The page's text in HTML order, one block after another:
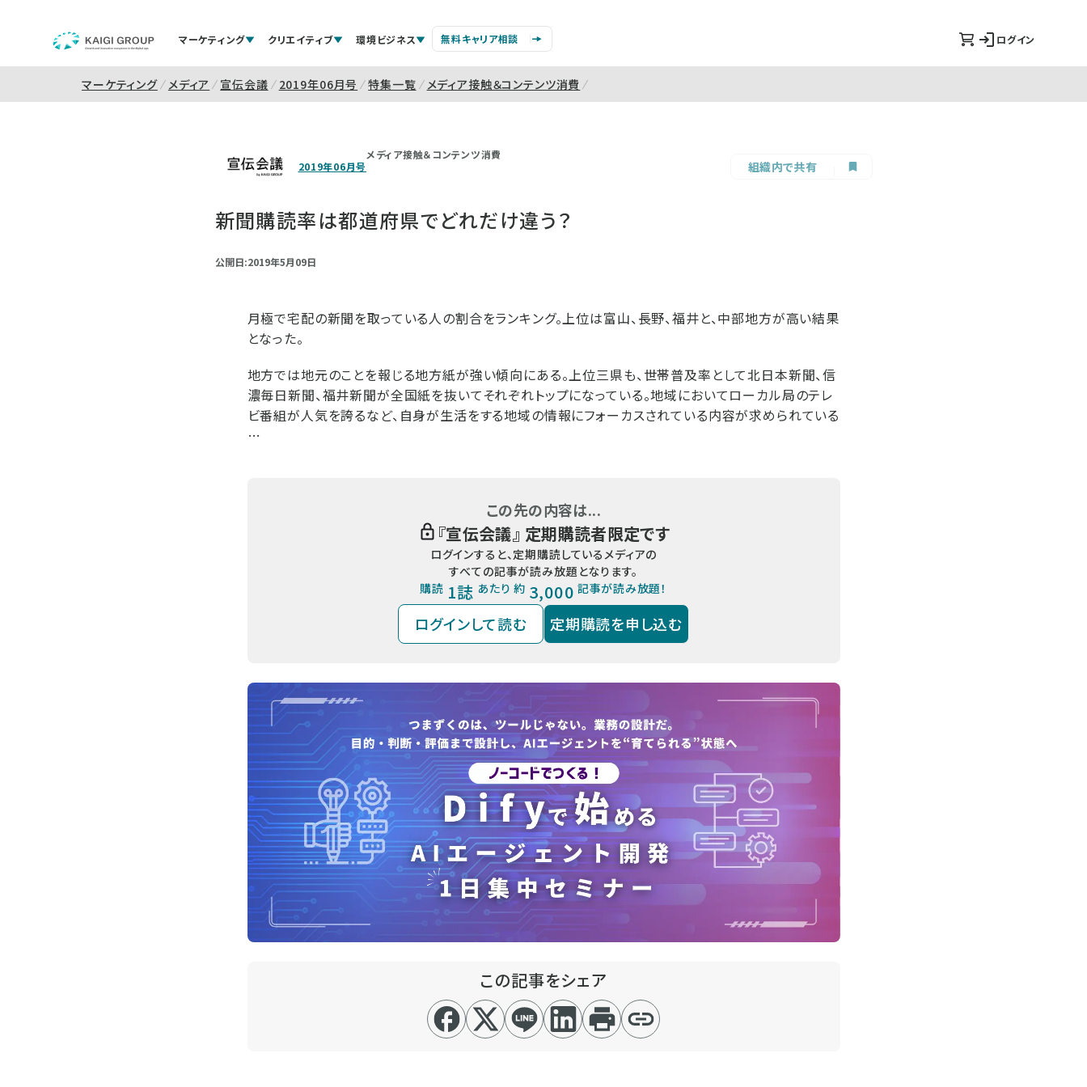
マーケティング クリエイティブ 環境ビジネス 無料キャリア相談 ログイン
マーケティング メディア 宣伝会議 2019年06月号 特集一覧 メディア接触＆コンテンツ消費
2019年06月号
メディア接触＆コンテンツ消費
組織内で共有
新聞購読率は都道府県でどれだけ違う？
公開日:2019年5月09日
月極で宅配の新聞を取っている人の割合をランキング。上位は富山、長野、福井と、中部地方が高い結果
となった。
地方では地元のことを報じる地方紙が強い傾向にある。上位三県も、世帯普及率として北日本新聞、信
濃毎日新聞、福井新聞が全国紙を抜いてそれぞれトップになっている。地域においてローカル局のテレ
ビ番組が人気を誇るなど、自身が生活をする地域の情報にフォーカスされている内容が求められている
…
この先の内容は...
『宣伝会議』 定期購読者限定です
ログインすると、定期購読しているメディアの
すべての記事が読み放題となります。
購読 1誌 あたり 約 3,000 記事が読み放題！
ログインして読む 定期購読を申し込む
この記事をシェア